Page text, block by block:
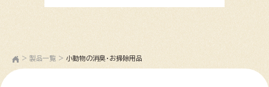
> 製品一覧 > 小動物の消臭・お掃除用品